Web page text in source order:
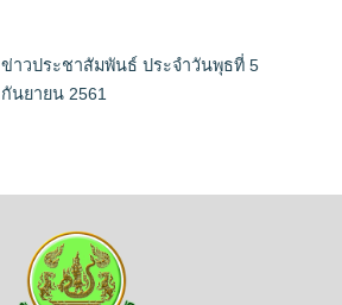
ข่าวประชาสัมพันธ์ ประจำวันพุธที่ 5
กันยายน 2561